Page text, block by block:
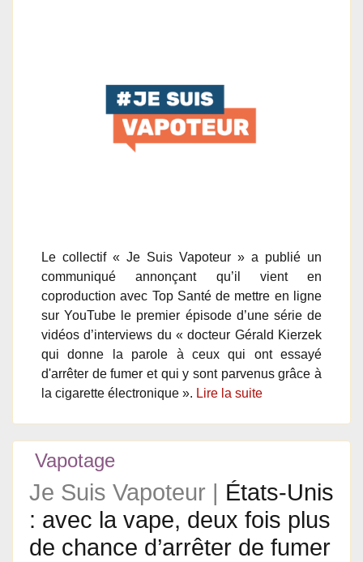
Le collectif « Je Suis Vapoteur » a publié un
communiqué annonçant qu’il vient en
coproduction avec Top Santé de mettre en ligne
sur YouTube le premier épisode d’une série de
vidéos d’interviews du « docteur Gérald Kierzek
qui donne la parole à ceux qui ont essayé
d'arrêter de fumer et qui y sont parvenus grâce à
la cigarette électronique ». Lire la suite
Vapotage
Je Suis Vapoteur | États-Unis
: avec la vape, deux fois plus
de chance d’arrêter de fumer